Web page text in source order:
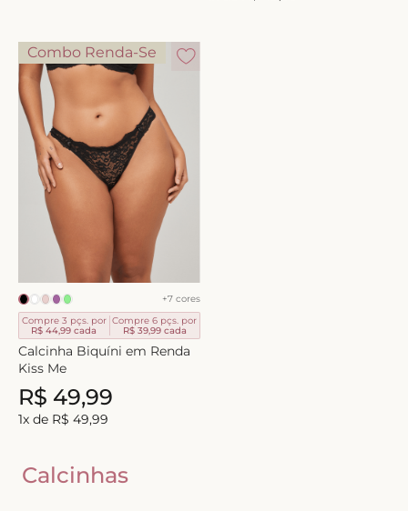
Combo Renda-Se
+7 cores
Compre 3 pçs. por
R$ 44,99 cada
Compre 6 pçs. por
R$ 39,99cada
Calcinha Biquíni em Renda
Kiss Me
R$ 49,99
1x de R$ 49,99
Calcinhas